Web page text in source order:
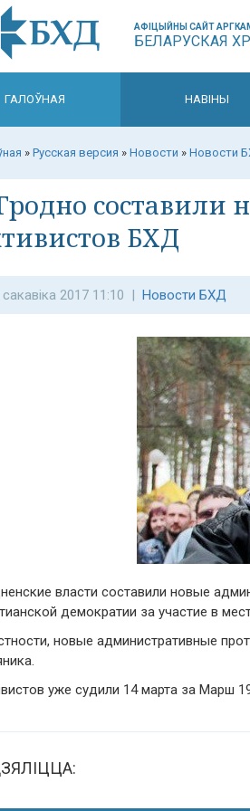
АФІЦЫЙНЫ САЙТ
БЕЛАРУСКАЯ
ГАЛОЎНАЯ НАВІНЫ
» Русская версия » Новости » Новости
составили
БХД
сакавіка 2017 11:10 | Новости БХД
власти составили новые
демократии за участие в
новые административные
уже судили 14 марта за Марш